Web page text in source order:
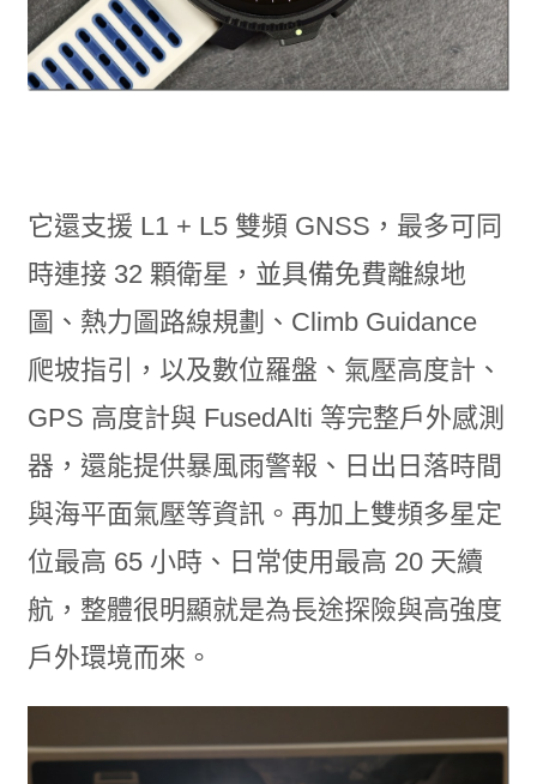
它還支援 L1 + L5 雙頻 GNSS，最多可同
時連接 32 顆衛星，並具備免費離線地
圖、熱力圖路線規劃、Climb Guidance
爬坡指引，以及數位羅盤、氣壓高度計、
GPS 高度計與 FusedAlti 等完整戶外感測
器，還能提供暴風雨警報、日出日落時間
與海平面氣壓等資訊。再加上雙頻多星定
位最高 65 小時、日常使用最高 20 天續
航，整體很明顯就是為長途探險與高強度
戶外環境而來。